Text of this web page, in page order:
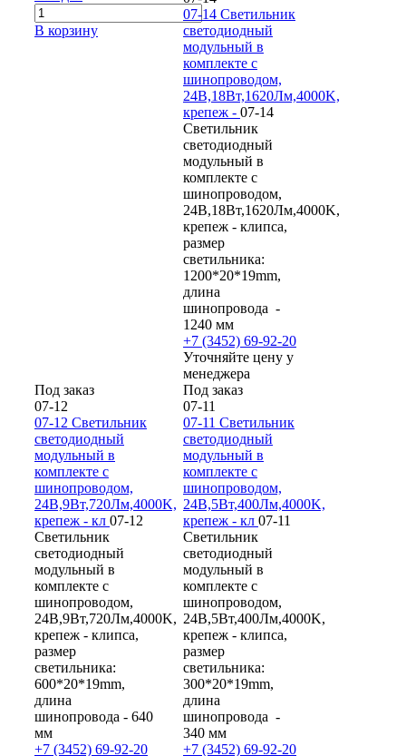
В корзину
07-14 Светильник
светодиодный
модульный в
комплекте с
шинопроводом,
24В,18Вт,1620Лм,4000K,
крепеж - 07-14
Светильник
светодиодный
модульный в
комплекте с
шинопроводом,
24В,18Вт,1620Лм,4000K,
крепеж - клипса,
размер
светильника:
1200*20*19mm,
длина
шинопровода -
1240 мм
+7 (3452) 69-92-20
Уточняйте цену у
менеджера
Под заказ
07-12
07-12 Светильник
светодиодный
модульный в
комплекте с
шинопроводом,
24В,9Вт,720Лм,4000K,
крепеж - кл 07-12
Светильник
светодиодный
модульный в
комплекте с
шинопроводом,
24В,9Вт,720Лм,4000K,
крепеж - клипса,
размер
светильника:
600*20*19mm,
длина
шинопровода - 640
мм
+7 (3452) 69-92-20
Под заказ
07-11
07-11 Светильник
светодиодный
модульный в
комплекте с
шинопроводом,
24В,5Вт,400Лм,4000K,
крепеж - кл 07-11
Светильник
светодиодный
модульный в
комплекте с
шинопроводом,
24В,5Вт,400Лм,4000K,
крепеж - клипса,
размер
светильника:
300*20*19mm,
длина
шинопровода -
340 мм
+7 (3452) 69-92-20